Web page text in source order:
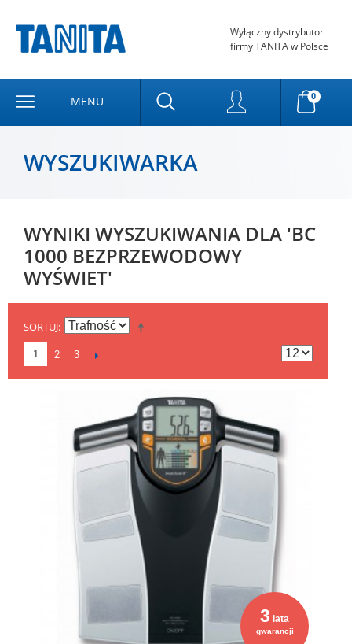
Wyłączny dystrybutor
firmy TANITA w Polsce
MENU 0
WYSZUKIWARKA
WYNIKI WYSZUKIWANIA DLA 'BC
1000 BEZPRZEWODOWY
WYŚWIET'
SORTUJ
1 2 3
3 lata
gwarancji